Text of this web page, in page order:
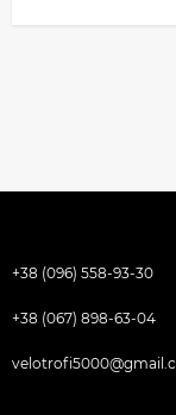
+38 (096) 558-93-30
+38 (067) 898-63-04